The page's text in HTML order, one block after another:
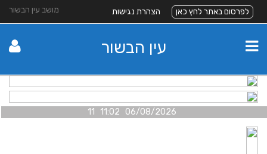
מושב עין הבשור לפרסום באתר לחץ כאן הצהרת נגישות
עין הבשור
06/08/2026 11:02 11